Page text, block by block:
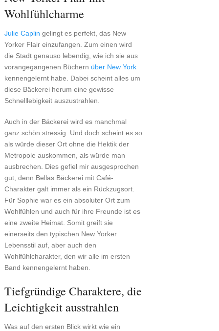
Wohlfühlcharme
Julie Caplin gelingt es perfekt, das New
Yorker Flair einzufangen. Zum einen wird
die Stadt genauso lebendig, wie ich sie aus
vorangegangenen Büchern über New York
kennengelernt habe. Dabei scheint alles um
diese Bäckerei herum eine gewisse
Schnelllebigkeit auszustrahlen.
Auch in der Bäckerei wird es manchmal
ganz schön stressig. Und doch scheint es so
als würde dieser Ort ohne die Hektik der
Metropole auskommen, als würde man
ausbrechen. Dies gefiel mir ausgesprochen
gut, denn Bellas Bäckerei mit Café-
Charakter galt immer als ein Rückzugsort.
Für Sophie war es ein absoluter Ort zum
Wohlfühlen und auch für ihre Freunde ist es
eine zweite Heimat. Somit greift sie
einerseits den typischen New Yorker
Lebensstil auf, aber auch den
Wohlfühlcharakter, den wir alle im ersten
Band kennengelernt haben.
Tiefgründige Charaktere, die
Leichtigkeit ausstrahlen
Was auf den ersten Blick wirkt wie ein